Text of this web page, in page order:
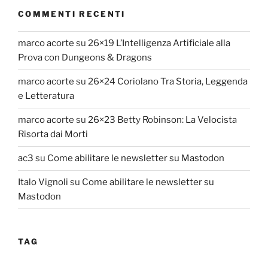
COMMENTI RECENTI
marco acorte su 26×19 L’Intelligenza Artificiale alla
Prova con Dungeons & Dragons
marco acorte su 26×24 Coriolano Tra Storia, Leggenda
e Letteratura
marco acorte su 26×23 Betty Robinson: La Velocista
Risorta dai Morti
ac3 su Come abilitare le newsletter su Mastodon
Italo Vignoli su Come abilitare le newsletter su
Mastodon
TAG